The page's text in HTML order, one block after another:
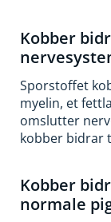
Kobber
Sporstoffet
myelin, et
omslutter
kobber bidrar
Kobber
normale